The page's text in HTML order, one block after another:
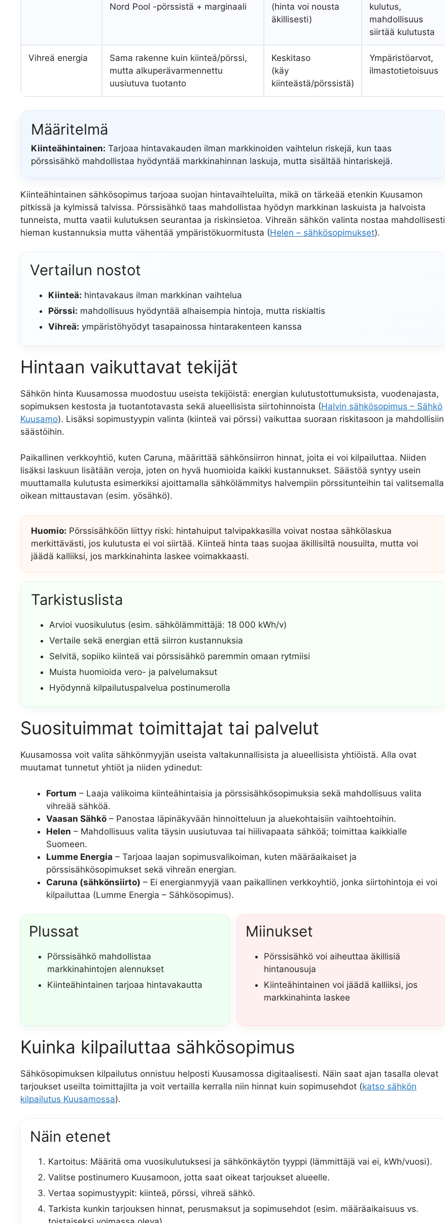
Nord Pool -pörssistä + marginaali
(hinta voi nousta
äkillisesti)
kulutus,
mahdollisuus
siirtää kulutusta
Vihreä energia
Sama rakenne kuin kiinteä/pörssi,
mutta alkuperävarmennettu
uusiutuva tuotanto
Keskitaso
(käy
kiinteästä/pörssistä)
Ympäristöarvot,
ilmastotietoisuus
Määritelmä
Kiinteähintainen: Tarjoaa hintavakauden ilman markkinoiden vaihtelun riskejä, kun taas
pörssisähkö mahdollistaa hyödyntää markkinahinnan laskuja, mutta sisältää hintariskejä.
Kiinteähintainen sähkösopimus tarjoaa suojan hintavaihteluilta, mikä on tärkeää etenkin Kuusamon
pitkissä ja kylmissä talvissa. Pörssisähkö taas mahdollistaa hyödyn markkinan laskuista ja halvoista
tunneista, mutta vaatii kulutuksen seurantaa ja riskinsietoa. Vihreän sähkön valinta nostaa mahdollisesti
hieman kustannuksia mutta vähentää ympäristökuormitusta (Helen – sähkösopimukset).
Vertailun nostot
Kiinteä: hintavakaus ilman markkinan vaihtelua
Pörssi: mahdollisuus hyödyntää alhaisempia hintoja, mutta riskialtis
Vihreä: ympäristöhyödyt tasapainossa hintarakenteen kanssa
Hintaan vaikuttavat tekijät
Sähkön hinta Kuusamossa muodostuu useista tekijöistä: energian kulutustottumuksista, vuodenajasta,
sopimuksen kestosta ja tuotantotavasta sekä alueellisista siirtohinnoista (Halvin sähkösopimus – Sähkö
Kuusamo). Lisäksi sopimustyypin valinta (kiinteä vai pörssi) vaikuttaa suoraan riskitasoon ja mahdollisiin
säästöihin.
Paikallinen verkkoyhtiö, kuten Caruna, määrittää sähkönsiirron hinnat, joita ei voi kilpailuttaa. Niiden
lisäksi laskuun lisätään veroja, joten on hyvä huomioida kaikki kustannukset. Säästöä syntyy usein
muuttamalla kulutusta esimerkiksi ajoittamalla sähkölämmitys halvempiin pörssitunteihin tai valitsemalla
oikean mittaustavan (esim. yösähkö).
Huomio: Pörssisähköön liittyy riski: hintahuiput talvipakkasilla voivat nostaa sähkölaskua
merkittävästi, jos kulutusta ei voi siirtää. Kiinteä hinta taas suojaa äkillisiltä nousuilta, mutta voi
jäädä kalliiksi, jos markkinahinta laskee voimakkaasti.
Tarkistuslista
Arvioi vuosikulutus (esim. sähkölämmittäjä: 18 000 kWh/v)
Vertaile sekä energian että siirron kustannuksia
Selvitä, sopiiko kiinteä vai pörssisähkö paremmin omaan rytmiisi
Muista huomioida vero- ja palvelumaksut
Hyödynnä kilpailutuspalvelua postinumerolla
Suosituimmat toimittajat tai palvelut
Kuusamossa voit valita sähkönmyyjän useista valtakunnallisista ja alueellisista yhtiöistä. Alla ovat
muutamat tunnetut yhtiöt ja niiden ydinedut:
Fortum – Laaja valikoima kiinteähintaisia ja pörssisähkösopimuksia sekä mahdollisuus valita
vihreää sähköä.
Vaasan Sähkö – Panostaa läpinäkyvään hinnoitteluun ja aluekohtaisiin vaihtoehtoihin.
Helen – Mahdollisuus valita täysin uusiutuvaa tai hiilivapaata sähköä; toimittaa kaikkialle
Suomeen.
Lumme Energia – Tarjoaa laajan sopimusvalikoiman, kuten määräaikaiset ja
pörssisähkösopimukset sekä vihreän energian.
Caruna (sähkönsiirto) – Ei energianmyyjä vaan paikallinen verkkoyhtiö, jonka siirtohintoja ei voi
kilpailuttaa (Lumme Energia – Sähkösopimus).
Plussat
Pörssisähkö mahdollistaa
markkinahintojen alennukset
Kiinteähintainen tarjoaa hintavakautta
Miinukset
Pörssisähkö voi aiheuttaa äkillisiä
hintanousuja
Kiinteähintainen voi jäädä kalliiksi, jos
markkinahinta laskee
Kuinka kilpailuttaa sähkösopimus
Sähkösopimuksen kilpailutus onnistuu helposti Kuusamossa digitaalisesti. Näin saat ajan tasalla olevat
tarjoukset useilta toimittajilta ja voit vertailla kerralla niin hinnat kuin sopimusehdot (katso sähkön
kilpailutus Kuusamossa).
Näin etenet
Kartoitus: Määritä oma vuosikulutuksesi ja sähkönkäytön tyyppi (lämmittäjä vai ei, kWh/vuosi).
Valitse postinumero Kuusamoon, jotta saat oikeat tarjoukset alueelle.
Vertaa sopimustyypit: kiinteä, pörssi, vihreä sähkö.
Tarkista kunkin tarjouksen hinnat, perusmaksut ja sopimusehdot (esim. määräaikaisuus vs.